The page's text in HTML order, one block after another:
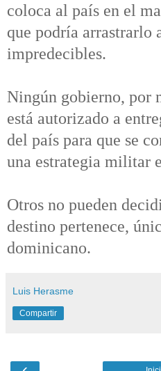
coloca al país en el
que podría arrastrarlo
impredecibles.
Ningún gobierno, por
está autorizado a
del país para que se
una estrategia militar
Otros no pueden
destino pertenece,
dominicano.
Luis Herasme
Compartir